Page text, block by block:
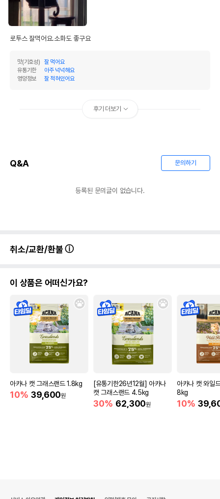
상품 필수 정보
[6개 세트] 로투스 캣 그레인프리 살몬&야채
파테 78g
로투스 잘먹어요.소화도 좋구요
맛(기호성)
잘 먹어요
유통기한
아주 넉넉해요
영양정보
잘 적혀있어요
후기 더보기
Q&A 문의하기
등록된 문의글이 없습니다.
취소/교환/환불
이 상품은 어떠신가요?
아카나 캣 그래스랜드 1.8kg
10% 39,600원
[유통기한26년12월] 아카나
캣 그래스랜드 4.5kg
30% 62,300원
아카나 캣 와일
8kg
10%